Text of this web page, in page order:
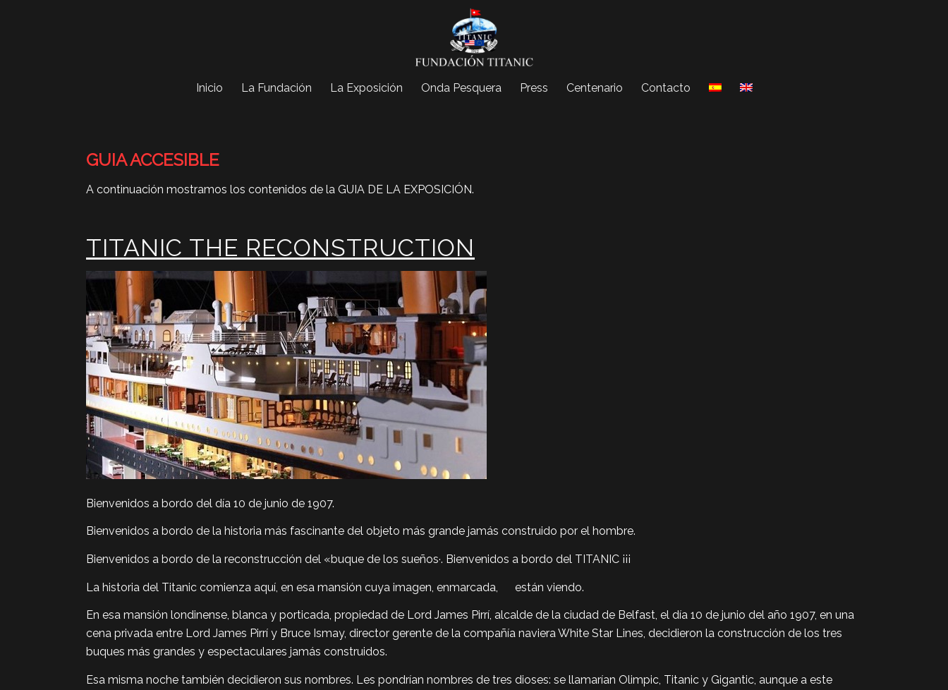
Inicio La Fundación La Exposición Onda Pesquera Press Centenario Contacto
GUIA ACCESIBLE
A continuación mostramos los contenidos de la GUIA DE LA EXPOSICIÓN.
TITANIC THE RECONSTRUCTION
Bienvenidos a bordo del día 10 de junio de 1907.
Bienvenidos a bordo de la historia más fascinante del objeto más grande jamás construido por el hombre.
Bienvenidos a bordo de la reconstrucción del «buque de los sueños·. Bienvenidos a bordo del TITANIC ¡¡¡
La historia del Titanic comienza aquí, en esa mansión cuya imagen, enmarcada, están viendo.
En esa mansión londinense, blanca y porticada, propiedad de Lord James Pirrí, alcalde de la ciudad de Belfast, el día 10 de junio del año 1907, en una
cena privada entre Lord James Pirrí y Bruce Ismay, director gerente de la compañía naviera White Star Lines, decidieron la construcción de los tres
buques más grandes y espectaculares jamás construidos.
Esa misma noche también decidieron sus nombres. Les pondrían nombres de tres dioses: se llamarían Olimpic, Titanic y Gigantic, aunque a este